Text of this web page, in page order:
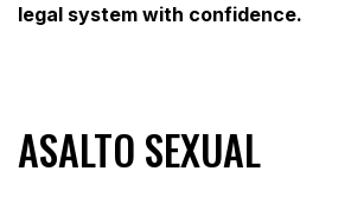
legal system with confidence.
ASALTO SEXUAL